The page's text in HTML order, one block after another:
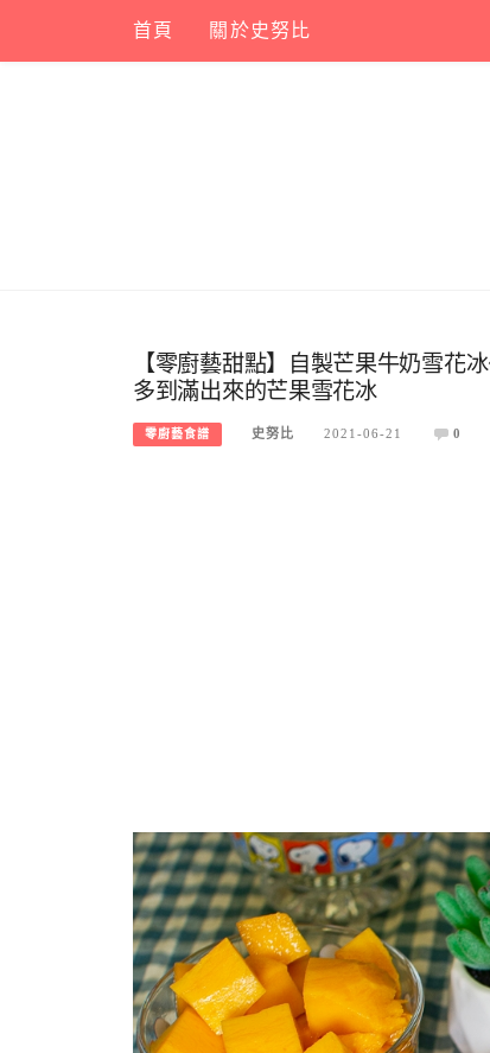
content
首頁 關於史努比
【零廚藝甜點】自製芒果牛奶雪花
多到滿出來的芒果雪花冰
零廚藝食譜 史努比 2021-06-21 0